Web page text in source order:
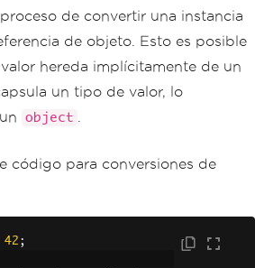
de convertir una instancia
de objeto. Esto es posible
hereda implícitamente de un
un tipo de valor, lo
object
código para conversiones de
42 ;